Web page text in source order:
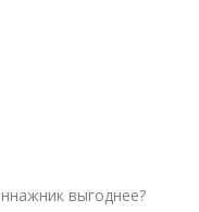
выгоднее?